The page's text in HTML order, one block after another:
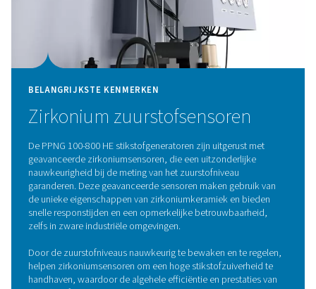
BELANGRIJKSTE KENMERKEN
Innovatieve PSA-cyclus en
hoogefficiënt CMS
De innovatieve PSA-cyclus van de PPNG HE, in
hoogwaardige koolstofmoleculaire zeven (CMS), levert
efficiëntie in zijn klasse, waardoor de energiekosten
worden verlaagd en de emissies laag blijven.
Dit geavanceerde systeem is ontworpen om de
optimaliseren en ervoor te zorgen dat elke eenheid
effectief wordt gebruikt. Bovendien speelt de
economizerfunctie een cruciale rol bij het
energieverspilling door stand-byverliezen te elimineren
te zorgen dat er geen lucht of energie onnodig wordt